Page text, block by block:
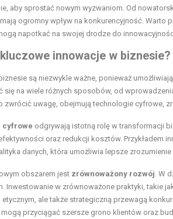
aby sprostać nowym wyzwaniom. Od
ogromny wpływ na konkurencyjność.
napotkać na swojej drodze do
innowacje w biznesie?
są niezwykle ważne, ponieważ
się na wiele różnych sposobów, od
zwrócić uwagę, obejmują technologie cyfrowe,
cyfrowe odgrywają istotną rolę w transformacji
oraz redukcji kosztów. Przykładem
danych, która umożliwia lepsze
obszarem jest zrównoważony rozwój . W
Inwestowanie w zrównoważone praktyki, takie
ale także strategiczną przewagą
przyciągać szersze grono klientów oraz